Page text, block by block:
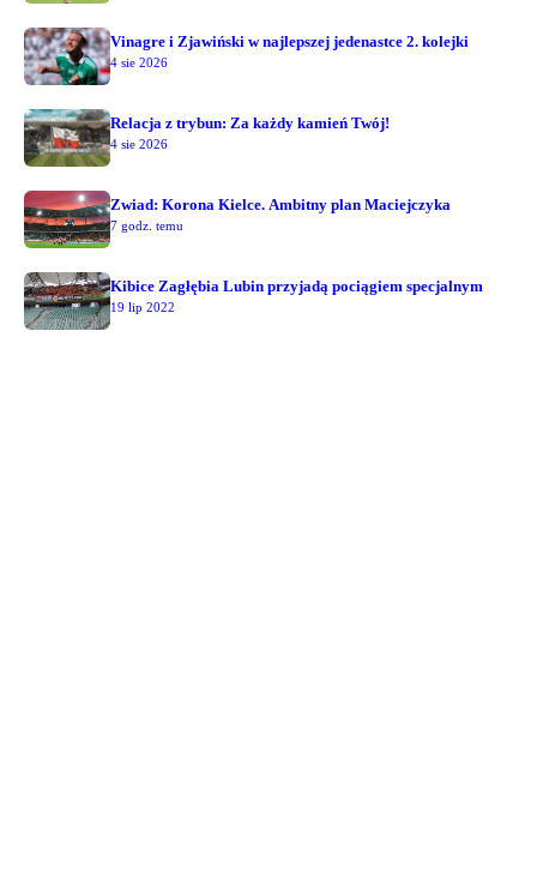
Vinagre i Zjawiński w najlepszej jedenastce 2. kolejki
4 sie 2026
Relacja z trybun: Za każdy kamień Twój!
4 sie 2026
Zwiad: Korona Kielce. Ambitny plan Maciejczyka
7 godz. temu
Kibice Zagłębia Lubin przyjadą pociągiem specjalnym
19 lip 2022